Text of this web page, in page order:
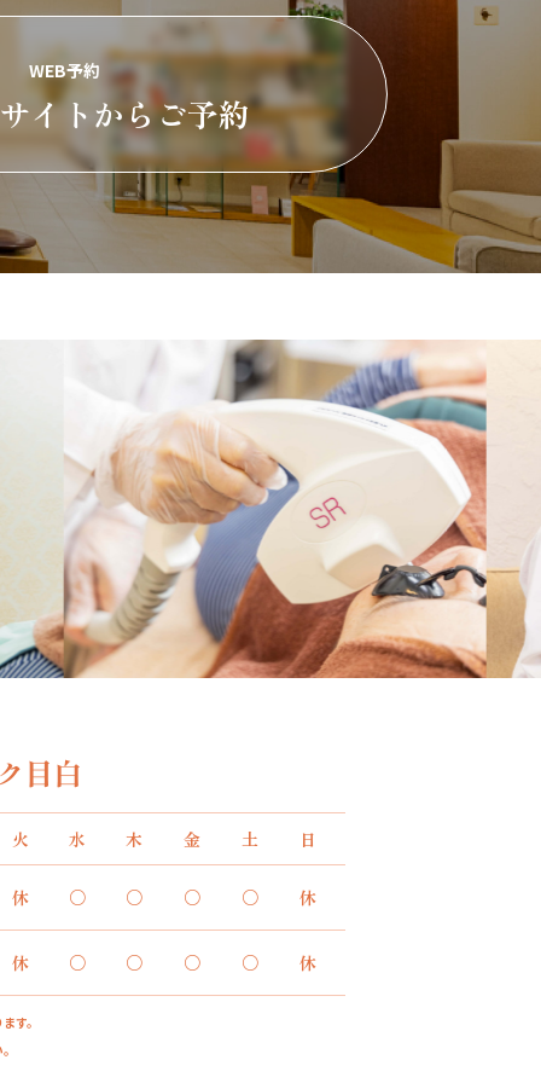
WEB予約
イトからご予約
火 水 木 金 土 日
休 ○ ○ ○ ○ 休
休 ○ ○ ○ ○ 休
す。